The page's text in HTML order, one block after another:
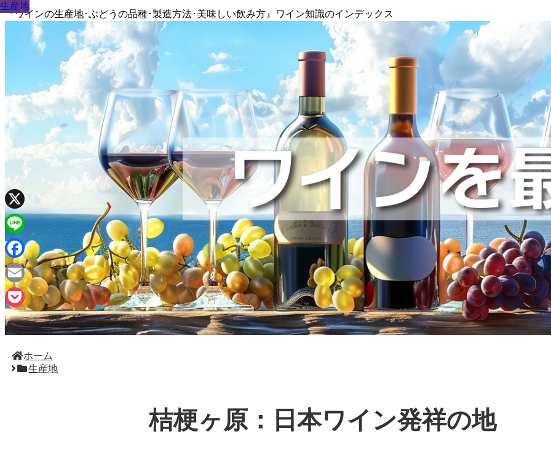
『ワインの生産地･ぶどうの品種･製造方法･美味しい飲み方』ワイン知識のインデックス
ホーム
生産地
桔梗ヶ原：日本ワイン発祥の地
生産地
生産地
生産地
生産地
生産地
生産地
生産地
生産地
生産地
X
Line
Facebook
Email
Pocket